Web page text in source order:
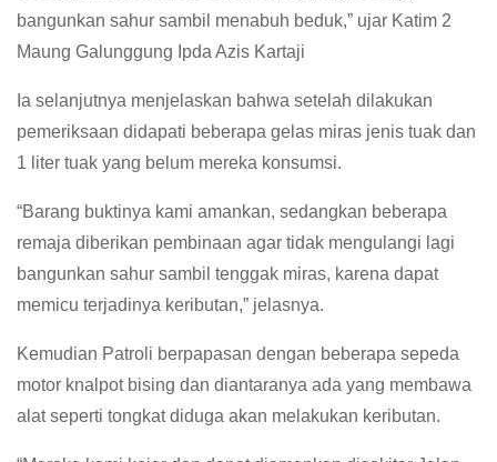
bangunkan sahur sambil menabuh beduk,” ujar Katim 2
Maung Galunggung Ipda Azis Kartaji
Ia selanjutnya menjelaskan bahwa setelah dilakukan
pemeriksaan didapati beberapa gelas miras jenis tuak dan
1 liter tuak yang belum mereka konsumsi.
“Barang buktinya kami amankan, sedangkan beberapa
remaja diberikan pembinaan agar tidak mengulangi lagi
bangunkan sahur sambil tenggak miras, karena dapat
memicu terjadinya keributan,” jelasnya.
Kemudian Patroli berpapasan dengan beberapa sepeda
motor knalpot bising dan diantaranya ada yang membawa
alat seperti tongkat diduga akan melakukan keributan.